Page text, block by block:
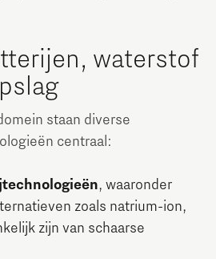
waterstof
staan diverse
centraal:
, waaronder
zoals natrium-ion,
zijn van schaarse